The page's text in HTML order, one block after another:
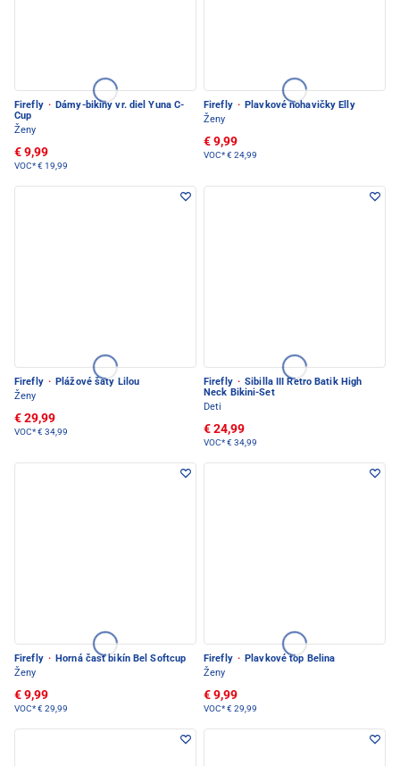
Firefly · Dámy-bikiny vr. diel Yuna C-
Cup
Ženy
€ 9,99
VOC*€ 19,99
Firefly · Plavkové nohavičky Elly
Ženy
€ 9,99
VOC*€ 24,99
Firefly · Plážové šaty Lilou
Ženy
€ 29,99
VOC*€ 34,99
Firefly · Sibilla III Retro Batik High
Neck Bikini-Set
Deti
€ 24,99
VOC*€ 34,99
Firefly · Horná časť bikín Bel Softcup
Ženy
€ 9,99
VOC*€ 29,99
Firefly · Plavkové top Belina
Ženy
€ 9,99
VOC*€ 29,99